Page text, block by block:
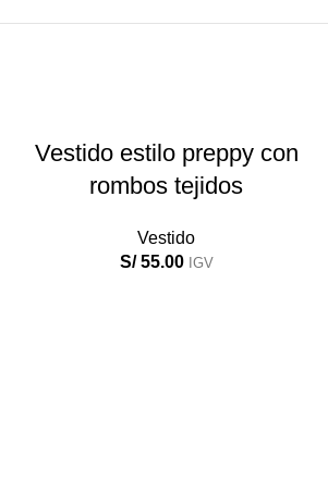
Vestido estilo preppy con
rombos tejidos
Vestido
S/55.00 IGV